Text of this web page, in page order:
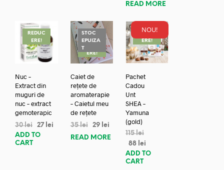
READ MORE
REDUC
ERE!
Nuc –
Extract din
muguri de
nuc – extract
gemoterapic
30lei 27 lei
ADD TO
CART
STOC
EPUIZA
TREDUC
ERE!
Caiet de
rețete de
aromaterapie
– Caietul meu
de rețete
35lei 29 lei
READ MORE
NOU!
REDUC
ERE!
Pachet
Cadou
Unt
SHEA –
Yamuna
(gold)
115lei
88 lei
ADD TO
CART